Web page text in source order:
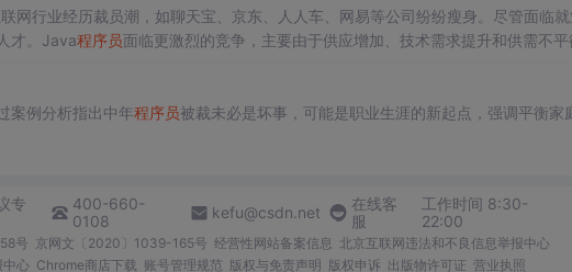
网行业经历裁员潮，如聊天宝、京东、人人车、网易等公司纷纷瘦身。尽管面临
才。Java程序员面临更激烈的竞争，主要由于供应增加、技术需求提升和供需不平
言，也是
案例分析指出中年程序员被裁未必是坏事，可能是职业生涯的新起点，强调平衡家
专
400-660-
0108
kefu@csdn.net
在线客
服
工作时间 8:30-
22:00
号 京网文〔2020〕1039-165号 经营性网站备案信息 北京互联网违法和不良信息举报中心
中心 Chrome商店下载 账号管理规范 版权与免责声明 版权申诉 出版物许可证 营业执照